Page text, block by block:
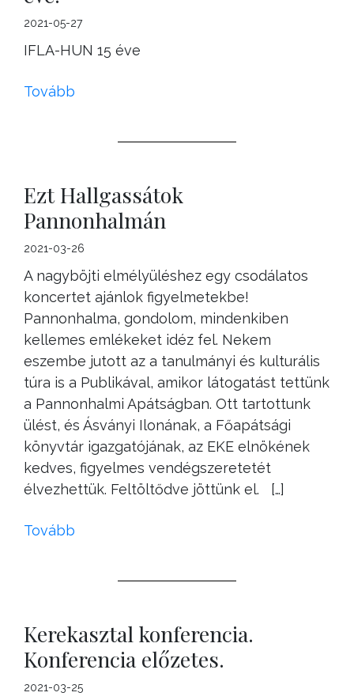
2021-05-27
IFLA-HUN 15 éve
Tovább
Ezt Hallgassátok
Pannonhalmán
2021-03-26
A nagyböjti elmélyüléshez egy csodálatos
koncertet ajánlok figyelmetekbe!
Pannonhalma, gondolom, mindenkiben
kellemes emlékeket idéz fel. Nekem
eszembe jutott az a tanulmányi és kulturális
túra is a Publikával, amikor látogatást tettünk
a Pannonhalmi Apátságban. Ott tartottunk
ülést, és Ásványi Ilonának, a Főapátsági
könyvtár igazgatójának, az EKE elnökének
kedves, figyelmes vendégszeretetét
élvezhettük. Feltöltődve jöttünk el. […]
Tovább
Kerekasztal konferencia.
Konferencia előzetes.
2021-03-25